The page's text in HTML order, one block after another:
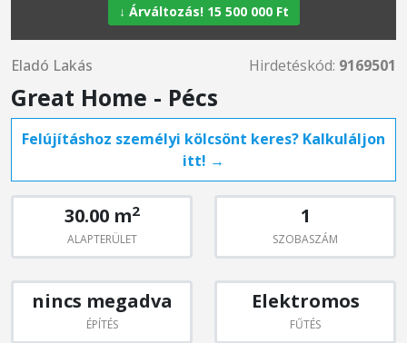
↓ Árváltozás! 15 500 000 Ft
Eladó Lakás Hirdetéskód: 9169501
Great Home - Pécs
Felújításhoz személyi kölcsönt keres? Kalkuláljon
itt! →
30.00 m2
ALAPTERÜLET
1
SZOBASZÁM
nincs megadva
ÉPÍTÉS
Elektromos
FŰTÉS